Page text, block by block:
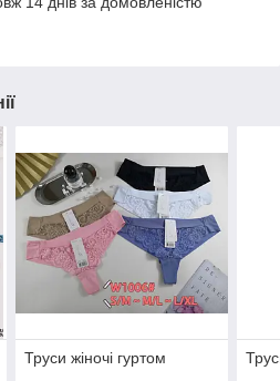
Труси жіночі гуртом